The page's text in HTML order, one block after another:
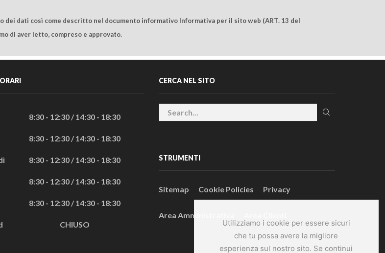
Utilizziamo i cookie per essere sicuri
che tu possa avere la migliore
esperienza sul nostro sito. Se continui
dati così come descritto nel documento informativo Informativa per il sito web (ART. 13 del
di aver letto, compreso e approvato.
8:30 - 12:30 / 14:30 - 18:30
8:30 - 12:30 / 14:30 - 18:30
8:30 - 12:30 / 14:30 - 18:30
8:30 - 12:30 / 14:30 - 18:30
8:30 - 12:30 / 14:30 - 18:30
CHIUSO
CERCA NEL SITO
STRUMENTI
Sitemap Cookie Policies Privacy
Area Amministrativa